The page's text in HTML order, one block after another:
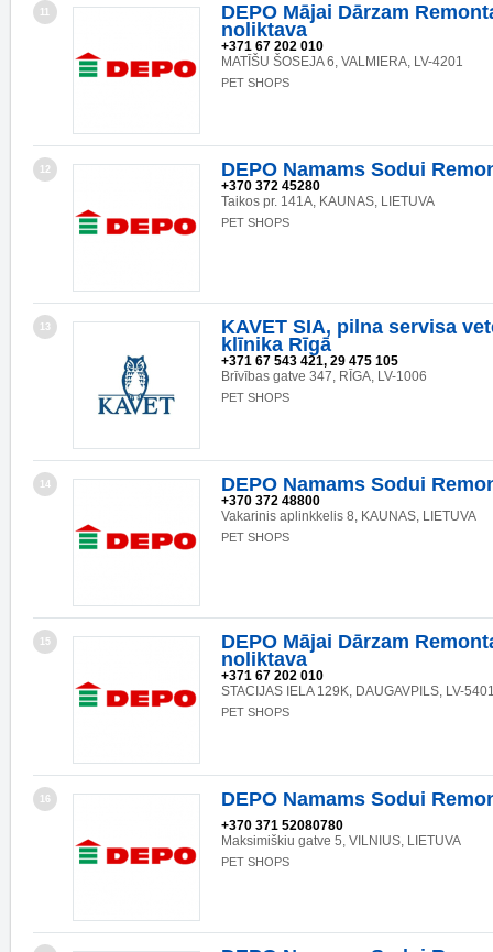
11
DEPO Mājai Dārzam
noliktava
+371 67 202 010
MATĪŠU ŠOSEJA 6, VALMIERA, LV-4201
PET SHOPS
12 DEPO Namams Sodui
+370 372 45280
Taikos pr. 141A, KAUNAS, LIETUVA
PET SHOPS
13
KAVET SIA, pilna servisa
klīnika Rīgā
+371 67 543 421, 29 475 105
Brīvības gatve 347, RĪGA, LV-1006
PET SHOPS
14 DEPO Namams Sodui
+370 372 48800
Vakarinis aplinkkelis 8, KAUNAS, LIETUVA
PET SHOPS
15
DEPO Mājai Dārzam
noliktava
+371 67 202 010
STACIJAS IELA 129K, DAUGAVPILS, LV-
PET SHOPS
16 DEPO Namams Sodui
+370 371 52080780
Maksimiškiu gatve 5, VILNIUS, LIETUVA
PET SHOPS